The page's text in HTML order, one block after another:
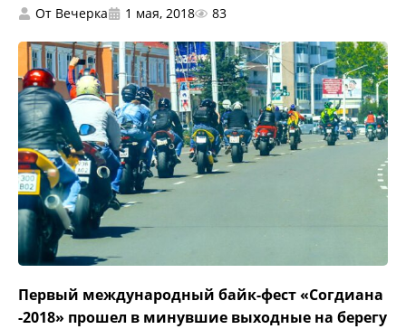
От Вечерка 1 мая, 2018 83
Первый международный байк-фест «Согдиана
-2018» прошел в минувшие выходные на берегу